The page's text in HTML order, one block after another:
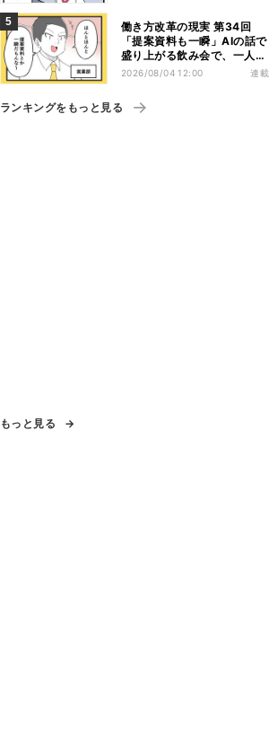
働き方改革の現実 第34回
「提案資料も一瞬」AIの話で
盛り上がる飲み会で、一人だ
け笑えなかった理由
2026/08/04 12:00 連載
ランキングをもっと見る
もっと見る